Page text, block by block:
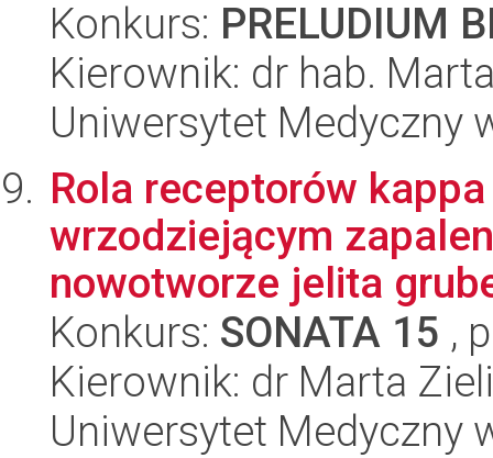
Konkurs: PRELUDIUM
Kierownik: dr hab.
Uniwersytet Medyczny
Rola receptorów
wrzodziejącym
nowotworze jelita
Konkurs: SONATA 15 ,
Kierownik: dr Marta
Uniwersytet Medyczny